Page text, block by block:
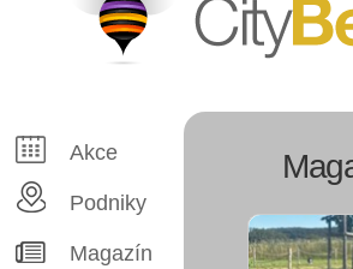
CityBee
Akce
Podniky
Magazín